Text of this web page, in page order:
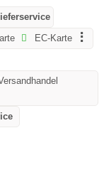
EC-Karte